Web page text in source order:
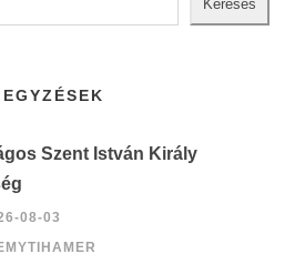
Keresés
Szent István Király
08-03